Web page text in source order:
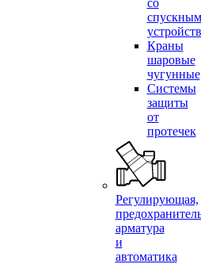
со
спускным
Краны
шаровые
чугунные
Системы
защиты
от
протечек
Регулирующая,
арматура
и
автоматика